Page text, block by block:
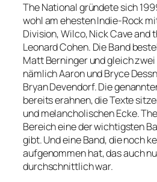
The National gründete sich
wohl am ehesten Indie-Rock
Division, Wilco, Nick Cave and
Leonard Cohen. Die Band
Matt Berninger und gleich
nämlich Aaron und Bryce
Bryan Devendorf. Die
bereits erahnen, die Texte
und melancholischen Ecke.
Bereich eine der wichtigsten
gibt. Und eine Band, die noch
aufgenommen hat, das auch
durchschnittlich war.